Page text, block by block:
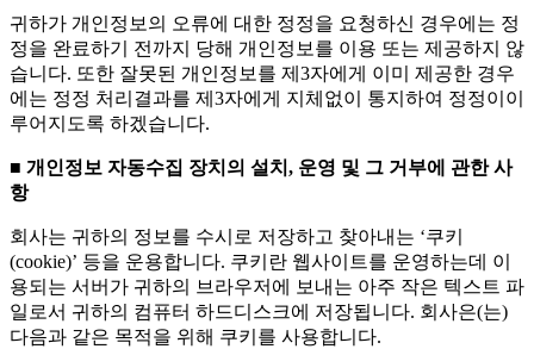
귀하가 개인정보의 오류에 대한 정정을 요청하신 경우에는 정
정을 완료하기 전까지 당해 개인정보를 이용 또는 제공하지 않
습니다. 또한 잘못된 개인정보를 제3자에게 이미 제공한 경우
에는 정정 처리결과를 제3자에게 지체없이 통지하여 정정이이
루어지도록 하겠습니다.
■ 개인정보 자동수집 장치의 설치, 운영 및 그 거부에 관한 사
항
회사는 귀하의 정보를 수시로 저장하고 찾아내는 ‘쿠키
(cookie)’ 등을 운용합니다. 쿠키란 웹사이트를 운영하는데 이
용되는 서버가 귀하의 브라우저에 보내는 아주 작은 텍스트 파
일로서 귀하의 컴퓨터 하드디스크에 저장됩니다. 회사은(는)
다음과 같은 목적을 위해 쿠키를 사용합니다.